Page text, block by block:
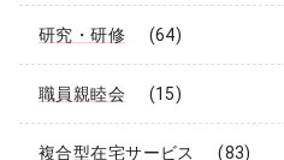
研究・研修 (64)
職員親睦会 (15)
複合型在宅サービス (83)